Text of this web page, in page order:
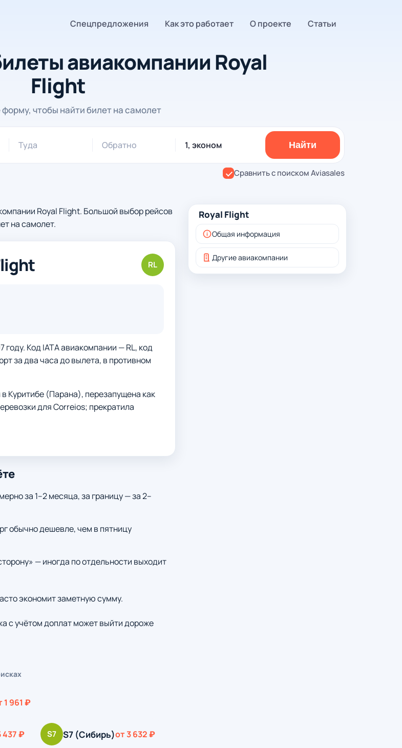
Спецпредложения Как это работает О проекте Статьи
авиакомпании Royal
Flight
чтобы найти билет на самолет
Туда Обратно 1, эконом Найти
Сравнить с поиском Aviasales
Royal Flight. Большой выбор рейсов
на самолет.
RL
Код IATA авиакомпании — RL, код
за два часа до вылета, в противном
Куритибе (Парана), перезапущена как
для Correios; прекратила
за 1–2 месяца, за границу — за 2–
обычно дешевле, чем в пятницу
— иногда по отдельности выходит
экономит заметную сумму.
с учётом доплат может выйти дороже
1 961 ₽
437 ₽ S7 S7 (Сибирь)от 3 632 ₽
Royal Flight
Общая информация
Другие авиакомпании